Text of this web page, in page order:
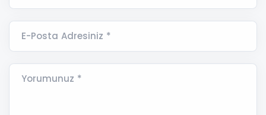
E-Posta Adresiniz *
Yorumunuz *